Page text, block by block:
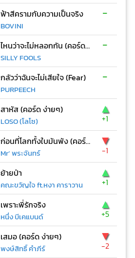
ฟ้าสีครามกับความเป็นจริง
BOVINI
-
ไหนว่าจะไม่หลอกกัน (คอร์ด ง่ายๆ)
SILLY FOOLS
-
กลัวว่าฉันจะไม่เสียใจ (Fear)
PURPEECH
-
สาหัส (คอร์ด ง่ายๆ)
LOSO (โลโซ)
▲
+1
ก่อนที่โลกทั้งใบมันพัง (คอร์ด ง่ายๆ)
Mr’ พระจันทร์
▼
-1
ย้ายป่า
คณะขวัญใจ ft.หงา คาราวาน
▲
+1
เพราะพี่รักจริง
หนึ่ง บีเคแบนด์
▲
+5
เสมอ (คอร์ด ง่ายๆ)
พงษ์สิทธิ์ คำภีร์
▼
-2